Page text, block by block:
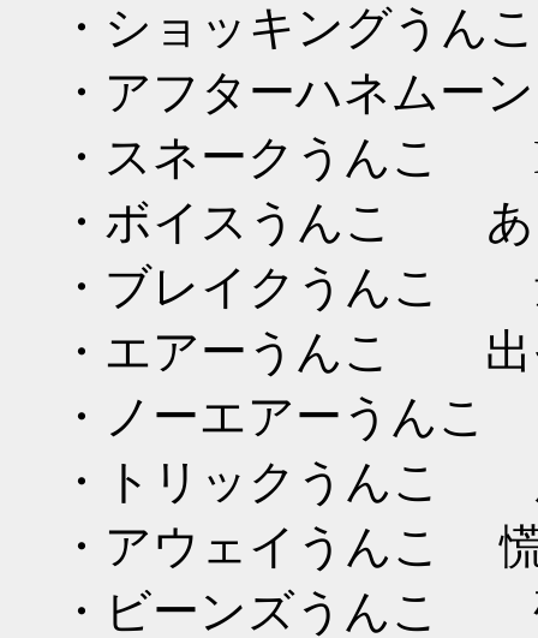
・ショッキングう
・アフターハネムー
・スネークうんこ
・ボイスうんこ あ
・ブレイクうんこ
・エアーうんこ 出
・ノーエアーうんこ
・トリックうんこ
・アウェイうんこ
・ビーンズうんこ